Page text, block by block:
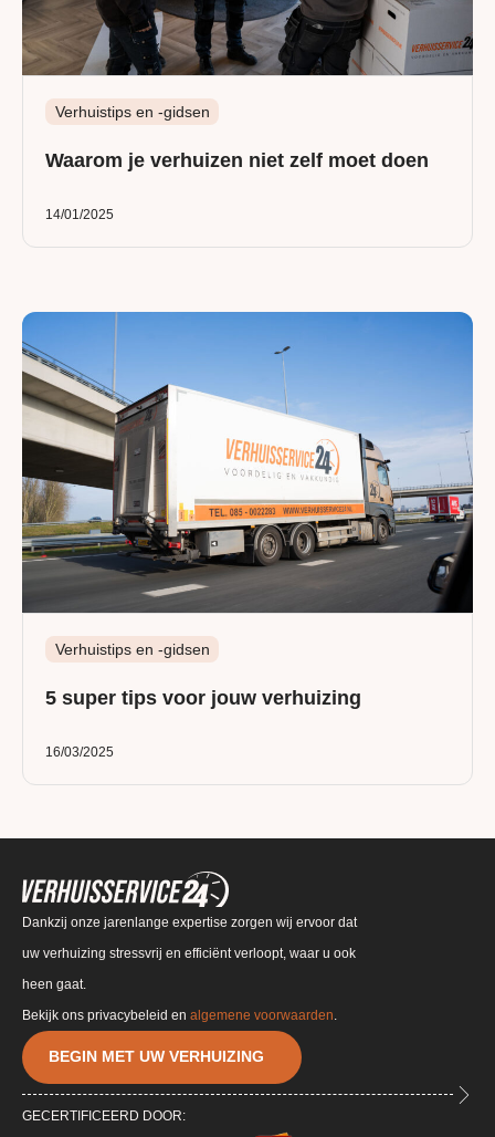
Verhuistips en -gidsen
Waarom je verhuizen niet zelf moet doen
14/01/2025
Verhuistips en -gidsen
5 super tips voor jouw verhuizing
16/03/2025
Dankzij onze jarenlange expertise zorgen wij ervoor dat
uw verhuizing stressvrij en efficiënt verloopt, waar u ook
heen gaat.
BEGIN MET UW VERHUIZING
GECERTIFICEERD DOOR:
Bekijk ons privacybeleid en algemene voorwaarden